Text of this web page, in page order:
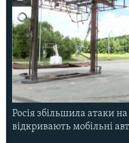
Росія збільшила атаки
відкривають мобільні